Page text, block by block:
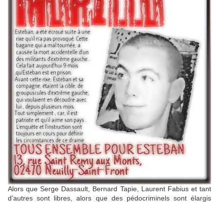
Alors que Serge Dassault, Bernard Tapie, Laurent Fabius et tant
d’autres sont libres, alors que des pédocriminels sont élargis